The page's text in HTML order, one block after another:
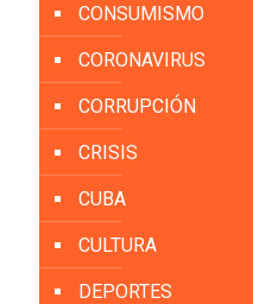
CONSUMISMO
CORONAVIRUS
CORRUPCIÓN
CRISIS
CUBA
CULTURA
DEPORTES